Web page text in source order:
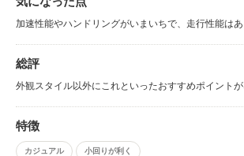
加速性能やハンドリングがいまいちで、走行性能はあ
総評
外観スタイル以外にこれといったおすすめポイントが
特徴
カジュアル 小回りが利く